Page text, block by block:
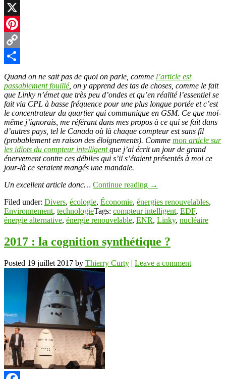
LinkedIn
X
Pinterest
Copy
Link
Partager
Quand on ne sait pas de quoi on parle, comme l’article est
passablement fouillé, on y apprend des tas de choses, comme le fait
que Linky n’émet que très peu d’ondes et qu’en réalité l’essentiel se
fait via CPL à basse fréquence pour une plus longue portée et c’est
le concentrateur du quartier qui communique en GSM. Ce que moi-
même j’ignorais, me référant dans mes propos à ce qui se fait dans
d’autres pays, tel le Canada où là chaque compteur est sans fil
(probablement en raison des éloignements). Comme mon article sur
les idiots du compteur intelligentque j’ai écrit un jour de grand
énervement contre ces débiles qui s’il s’étaient présentés à moi ce
jour-là ce seraient mangés une mandale.
Un excellent article donc… Continue reading →
Filed under: Divers, écologie, Économie, énergies renouvelables,
Environnement, technologieTags: compteur intelligent, EDF,
énergie alternative, énergie renouvelable, ENR, Linky, nucléaire
2017 : la cognition synthétique ?
Posted 19 juillet 2017 by Thierry Curty | Leave a comment